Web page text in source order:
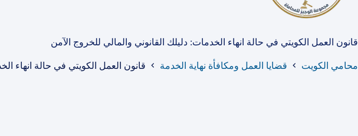
قانون العمل الكويتي في حالة انهاء الخدمات: دليلك القانوني والمالي للخروج الآمن
محامي الكويت قضايا العمل ومكافأة نهاية الخدمة قانون العمل الكويتي في حالة انهاء